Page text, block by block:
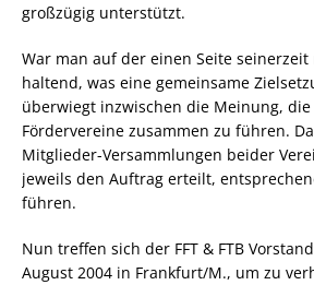
großzügig unterstützt.
War man auf der einen Seite
haltend, was eine gemeinsame
überwiegt inzwischen die Meinung,
Fördervereine zusammen zu führen.
Mitglieder-Versammlungen beider
jeweils den Auftrag erteilt,
führen.
Nun treffen sich der FFT & FTB
August 2004 in Frankfurt/M., um zu